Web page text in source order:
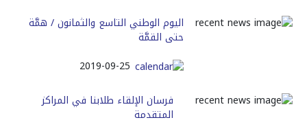
اليوم الوطني التاسع والثمانون / همَّة
حتى القمَّة
2019-09-25
فرسان الإلقاء طلابنا في المراكز
المتقدمة